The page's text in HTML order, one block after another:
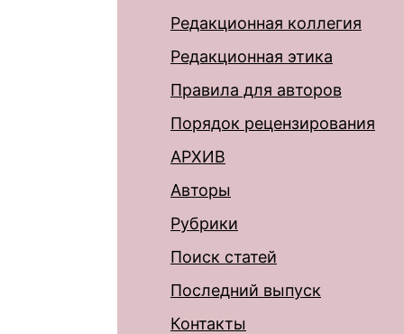
Редакционная коллегия
Редакционная этика
Правила для авторов
Порядок рецензирования
АРХИВ
Авторы
Рубрики
Поиск статей
Последний выпуск
Контакты